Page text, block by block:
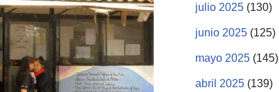
julio 2025 (130)
junio 2025 (125)
mayo 2025 (145)
abril 2025 (139)